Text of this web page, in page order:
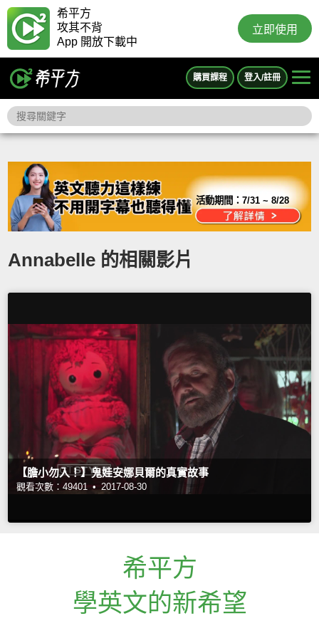
希平方
攻其不背
App 開放下載中
立即使用
購買課程 登入/註冊
活動期間：7/31 ~ 8/28
Annabelle 的相關影片
【膽小勿入！】鬼娃安娜貝爾的真實故事
觀看次數：49401 • 2017-08-30
希平方
學英文的新希望